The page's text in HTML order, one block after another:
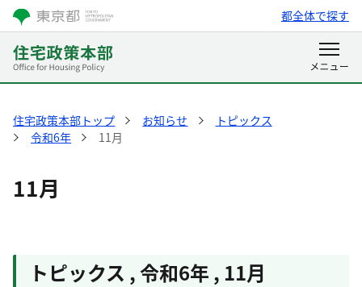
都全体で探す
住宅政策本部トップ お知らせ
トピックス
令和6年
11月
11月
トピックス ,令和6年 , 11月